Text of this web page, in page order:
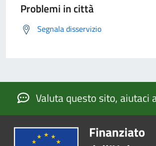
Problemi in città
Segnala disservizio
Valuta questo sito, aiutaci